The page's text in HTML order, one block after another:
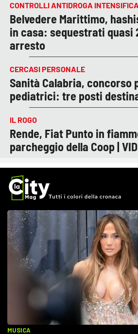
CONTROLLI ANTIDROGA
Belvedere Marittimo,
in casa: sequestrati quasi
arresto
CERCASI PERSONALE
Sanità Calabria, concorso
pediatrici: tre posti
IL ROGO
Rende, Fiat Punto in
parcheggio della Coop |